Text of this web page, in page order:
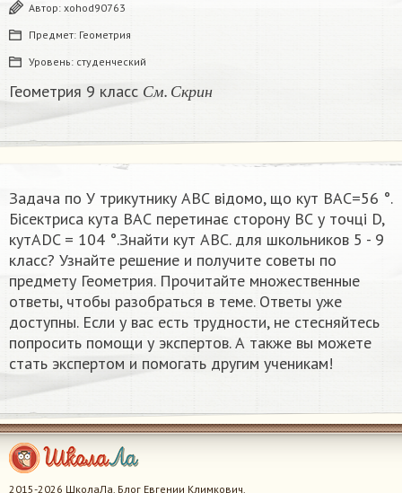
Автор: xohod90763
Предмет: Геометрия
Уровень: студенческий
Геометрия 9 класс См Скр ин
См Ск
Задача по У трикутнику АВС відомо, що кут ВАС=56 °.
Бісектриса кута ВАС перетинає сторону ВС у точці D,
кутАDC = 104 °.Знайти кут АВС. для школьников 5 - 9
класс? Узнайте решение и получите советы по
предмету Геометрия. Прочитайте множественные
ответы, чтобы разобраться в теме. Ответы уже
доступны. Если у вас есть трудности, не стесняйтесь
попросить помощи у экспертов. А также вы можете
стать экспертом и помогать другим ученикам!
2015-2026 ШколаЛа. Блог Евгении Климкович.